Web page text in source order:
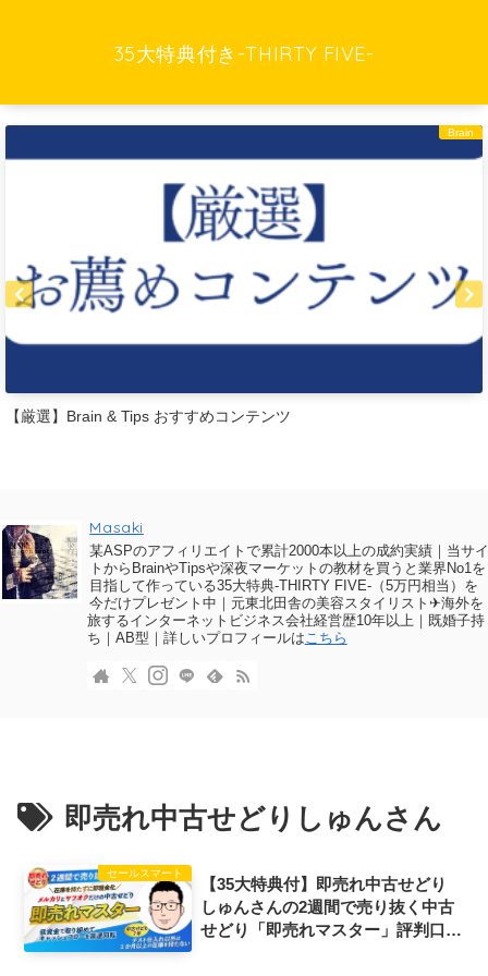
35大特典付き-THIRTY FIVE-
Brain
【厳選】Brain & Tips おすすめコンテンツ
Masaki
某ASPのアフィリエイトで累計2000本以上の成約実績｜当サ
トからBrainやTipsや深夜マーケットの教材を買うと業界No1を
目指して作っている35大特典-THIRTY FIVE-（5万円相当）を
今だけプレゼント中｜元東北田舎の美容スタイリスト✈海外を
旅するインターネットビジネス会社経営歴10年以上｜既婚子持
ち｜AB型｜詳しいプロフィールはこちら
即売れ中古せどりしゅんさん
セールスマート
【35大特典付】即売れ中古せどり
しゅんさんの2週間で売り抜く中古
せどり「即売れマスター」評判口コ